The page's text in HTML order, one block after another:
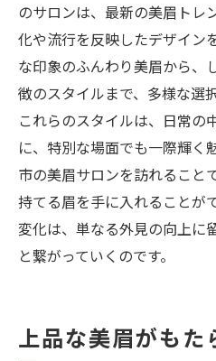
のサロンは、最新の美眉トレ
化や流行を反映したデザイン
な印象のふんわり美眉から、
徴のスタイルまで、多様な選
これらのスタイルは、日常の
に、特別な場面でも一際輝く
市の美眉サロンを訪れること
持てる眉を手に入れることが
変化は、単なる外見の向上に
と繋がっていくのです。
上品な美眉がもた